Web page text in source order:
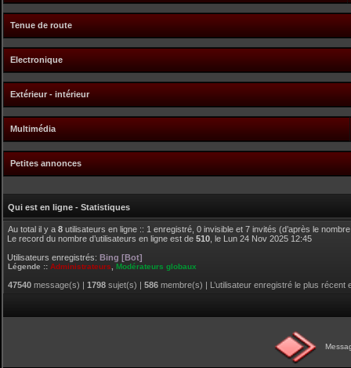
Tenue de route
Electronique
Extérieur - intérieur
Multimédia
Petites annonces
Qui est en ligne - Statistiques
Au total il y a 8 utilisateurs en ligne :: 1 enregistré, 0 invisible et 7 invités (d’après le
Le record du nombre d’utilisateurs en ligne est de 510 , le Lun 24 Nov 2025 12:45
Utilisateurs enregistrés: Bing [Bot]
Légende :: Administrateurs Modérateurs globaux
47540 message(s) | 1798 sujet(s) | 586 membre(s) | L’utilisateur enregistré le plus récent